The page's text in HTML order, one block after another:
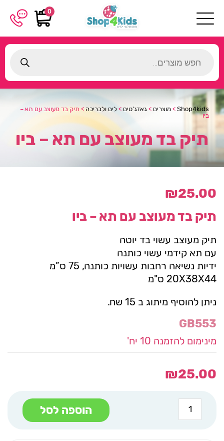
0
search
Shop4kids
> מוצרים > גאדג'טים > לים ולבריכה > תיק בד מעוצב עם תא –
ביו
תיק בד מעוצב עם תא – ביו
₪25.00
תיק בד מעוצב עם תא – ביו
תיק מעוצב עשוי בד יוטה
עם תא קידמי עשוי כותנה
ידיות נשיאה רחבות עשויות כותנה, 75 ס”מ
20X38X44 ס"מ
ניתן להוסיף מיתוג ב 15 שח.
GB553
מינימום להזמנה 10 יח'
₪25.00
כמות
של
תיק
הוספה לסל